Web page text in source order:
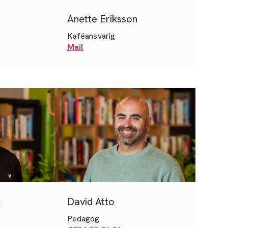
Anette Eriksson
Kaféansvarig
Mail
David Atto
Pedagog